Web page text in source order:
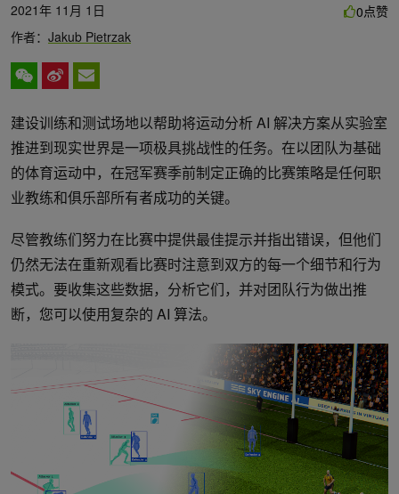
2021年 11月 1日
作者： Jakub Pietrzak
0点赞
建设训练和测试场地以帮助将运动分析 AI 解决方案从实验室
推进到现实世界是一项极具挑战性的任务。在以团队为基础
的体育运动中，在冠军赛季前制定正确的比赛策略是任何职
业教练和俱乐部所有者成功的关键。
尽管教练们努力在比赛中提供最佳提示并指出错误，但他们
仍然无法在重新观看比赛时注意到双方的每一个细节和行为
模式。要收集这些数据，分析它们，并对团队行为做出推
断，您可以使用复杂的 AI 算法。